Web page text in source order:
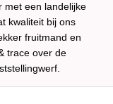
met een landelijke
kwaliteit bij ons
fruitmand en
trace over de